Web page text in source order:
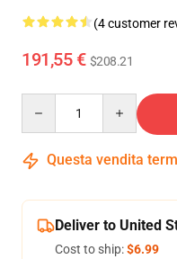
(4 customer
191,55 € $208.21
Questa vendita
Deliver to United
Cost to ship:$6.99